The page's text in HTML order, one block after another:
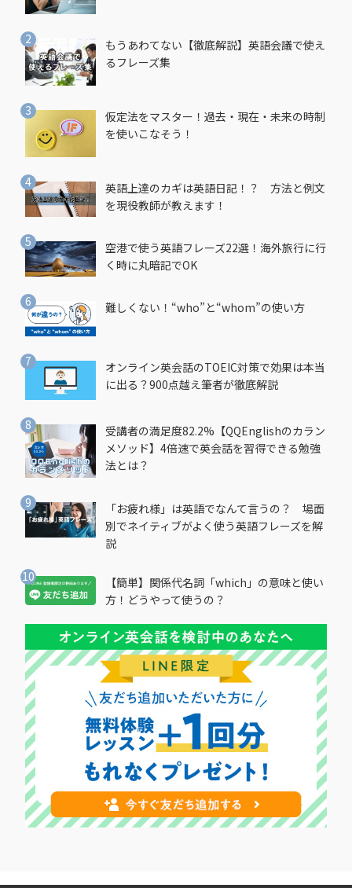
もうあわてない【徹底解説】英語会議で使え
るフレーズ集
仮定法をマスター！過去・現在・未来の時制
を使いこなそう！
英語上達のカギは英語日記！？ 方法と例文
を現役教師が教えます！
空港で使う英語フレーズ22選！海外旅行に行
く時に丸暗記でOK
難しくない！“who”と“whom”の使い方
オンライン英会話のTOEIC対策で効果は本当
に出る？900点越え筆者が徹底解説
受講者の満足度82.2%【QQEnglishのカラン
メソッド】4倍速で英会話を習得できる勉強
法とは？
「お疲れ様」は英語でなんて言うの？ 場面
別でネイティブがよく使う英語フレーズを解
説
【簡単】関係代名詞「which」の意味と使い
方！どうやって使うの？